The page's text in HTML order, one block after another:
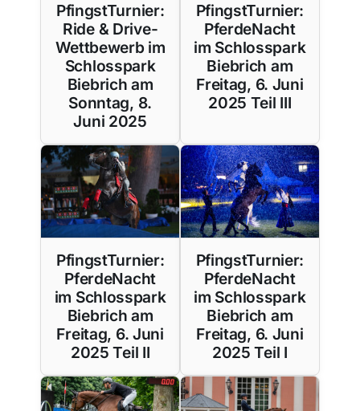
PfingstTurnier:
Ride & Drive-
Wettbewerb im
Schlosspark
Biebrich am
Sonntag, 8.
Juni 2025
PfingstTurnier:
PferdeNacht
im Schlosspark
Biebrich am
Freitag, 6. Juni
2025 Teil III
PfingstTurnier:
PferdeNacht
im Schlosspark
Biebrich am
Freitag, 6. Juni
2025 Teil II
PfingstTurnier:
PferdeNacht
im Schlosspark
Biebrich am
Freitag, 6. Juni
2025 Teil I